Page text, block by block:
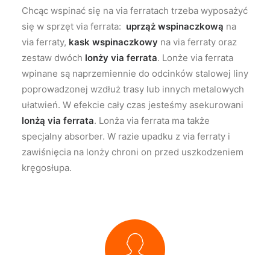
Chcąc wspinać się na via ferratach trzeba wyposażyć
się w sprzęt via ferrata: uprząż wspinaczkową na
via ferraty, kask wspinaczkowy na via ferraty oraz
zestaw dwóch lonży via ferrata. Lonże via ferrata
wpinane są naprzemiennie do odcinków stalowej liny
poprowadzonej wzdłuż trasy lub innych metalowych
ułatwień. W efekcie cały czas jesteśmy asekurowani
lonżą via ferrata. Lonża via ferrata ma także
specjalny absorber. W razie upadku z via ferraty i
zawiśnięcia na lonży chroni on przed uszkodzeniem
kręgosłupa.